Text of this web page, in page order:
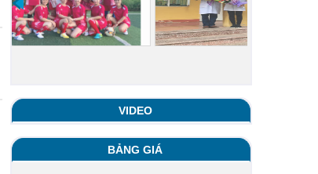
VIDEO
BẢNG GIÁ